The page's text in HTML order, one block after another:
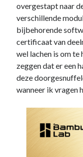
overgestapt naar
verschillende
bijbehorende
certificaat van
wel lachen is om te
zeggen dat er een
deze
wanneer ik vragen